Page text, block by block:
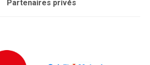
Partenaires privés